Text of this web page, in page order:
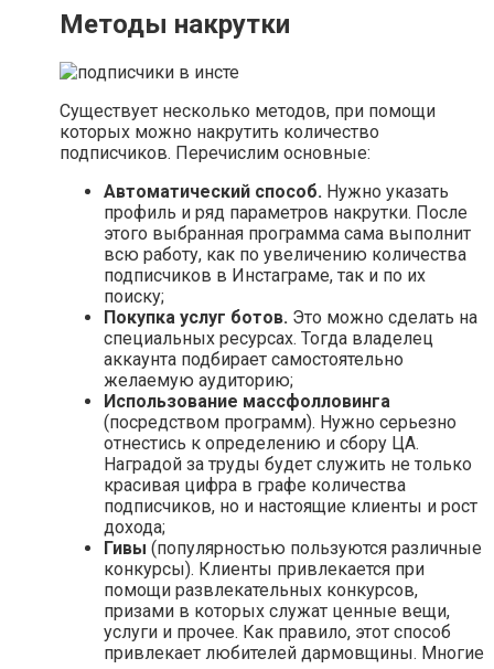
Методы накрутки
Существует несколько методов, при помощи
которых можно накрутить количество
подписчиков. Перечислим основные:
Автоматический способ. Нужно указать
профиль и ряд параметров накрутки. После
этого выбранная программа сама выполнит
всю работу, как по увеличению количества
подписчиков в Инстаграме, так и по их
поиску;
Покупка услуг ботов. Это можно сделать на
специальных ресурсах. Тогда владелец
аккаунта подбирает самостоятельно
желаемую аудиторию;
Использование массфолловинга
(посредством программ). Нужно серьезно
отнестись к определению и сбору ЦА.
Наградой за труды будет служить не только
красивая цифра в графе количества
подписчиков, но и настоящие клиенты и рост
дохода;
Гивы (популярностью пользуются различные
конкурсы). Клиенты привлекается при
помощи развлекательных конкурсов,
призами в которых служат ценные вещи,
услуги и прочее. Как правило, этот способ
привлекает любителей дармовщины. Многие